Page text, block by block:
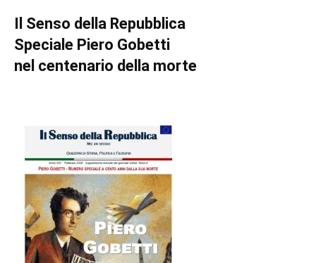
Il Senso della Repubblica
Speciale Piero Gobetti
nel centenario della morte